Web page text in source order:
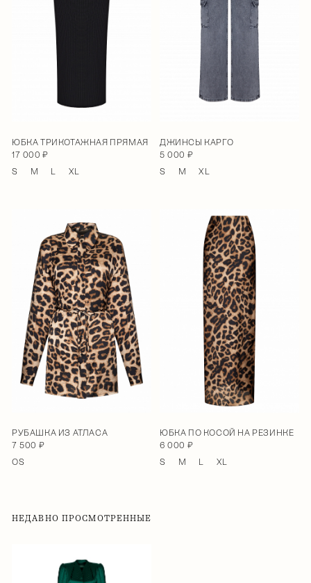
ЮБКА ТРИКОТАЖНАЯ ПРЯМАЯ
17 000 ₽
S
M L XL
ДЖИНСЫ КАРГО
5 000 ₽
S
M XL
РУБАШКА ИЗ АТЛАСА
7 500 ₽
OS
ЮБКА ПО КОСОЙ НА РЕЗИНКЕ
6 000 ₽
S
M L XL
НЕДАВНО ПРОСМОТРЕННЫЕ